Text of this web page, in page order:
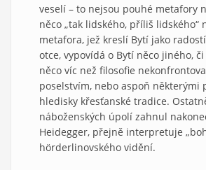
veselí – to nejsou pouhé metafory
něco „tak lidského, příliš lidského“
metafora, jež kreslí Bytí jako
otce, vypovídá o Bytí něco jiného,
něco víc než filosofie
poselstvím, nebo aspoň
hledisky křesťanské tradice.
náboženských úpolí zahnul
Heidegger, přejně interpretuje
hörderlinovského vidění.